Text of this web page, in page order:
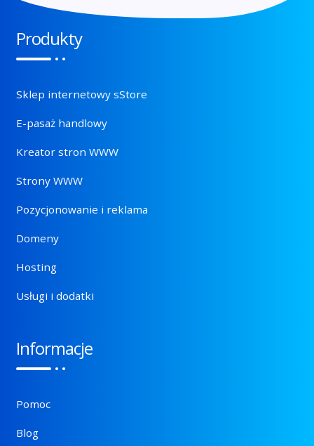
Produkty
Sklep internetowy sStore
E-pasaż handlowy
Kreator stron WWW
Strony WWW
Pozycjonowanie i reklama
Domeny
Hosting
Usługi i dodatki
Informacje
Pomoc
Blog